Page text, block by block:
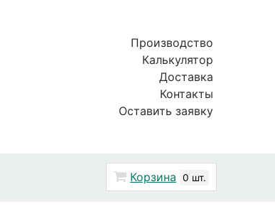
Производство
Калькулятор
Доставка
Контакты
Оставить заявку
Корзина 0 шт.